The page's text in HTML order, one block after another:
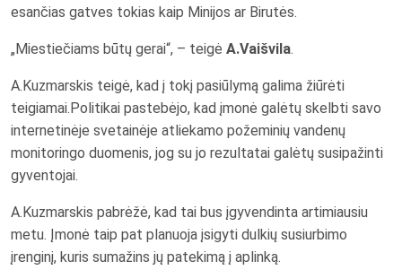
esančias gatves tokias kaip Minijos ar Birutės.
„Miestiečiams būtų gerai“, – teigė A.Vaišvila.
A.Kuzmarskis teigė, kad į tokį pasiūlymą galima žiūrėti
teigiamai.Politikai pastebėjo, kad įmonė galėtų skelbti savo
internetinėje svetainėje atliekamo požeminių vandenų
monitoringo duomenis, jog su jo rezultatai galėtų susipažinti
gyventojai.
A.Kuzmarskis pabrėžė, kad tai bus įgyvendinta artimiausiu
metu. Įmonė taip pat planuoja įsigyti dulkių susiurbimo
įrenginį, kuris sumažins jų patekimą į aplinką.